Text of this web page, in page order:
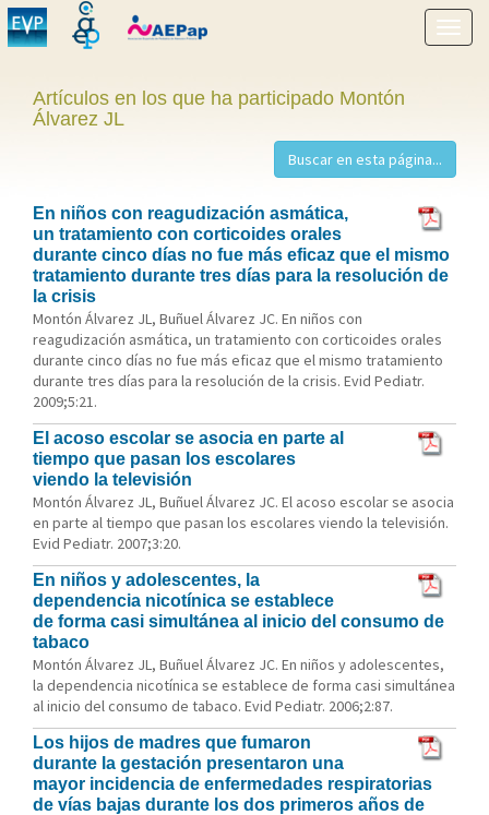
menú
Artículos en los que ha participado Montón
Álvarez JL
En niños con reagudización asmática,
un tratamiento con corticoides orales
durante cinco días no fue más eficaz que el mismo
tratamiento durante tres días para la resolución de
la crisis
Montón Álvarez JL, Buñuel Álvarez JC. En niños con
reagudización asmática, un tratamiento con corticoides orales
durante cinco días no fue más eficaz que el mismo tratamiento
durante tres días para la resolución de la crisis. Evid Pediatr.
2009;5:21.
El acoso escolar se asocia en parte al
tiempo que pasan los escolares
viendo la televisión
Montón Álvarez JL, Buñuel Álvarez JC. El acoso escolar se asocia
en parte al tiempo que pasan los escolares viendo la televisión.
Evid Pediatr. 2007;3:20.
En niños y adolescentes, la
dependencia nicotínica se establece
de forma casi simultánea al inicio del consumo de
tabaco
Montón Álvarez JL, Buñuel Álvarez JC. En niños y adolescentes,
la dependencia nicotínica se establece de forma casi simultánea
al inicio del consumo de tabaco. Evid Pediatr. 2006;2:87.
Los hijos de madres que fumaron
durante la gestación presentaron una
mayor incidencia de enfermedades respiratorias
de vías bajas durante los dos primeros años de